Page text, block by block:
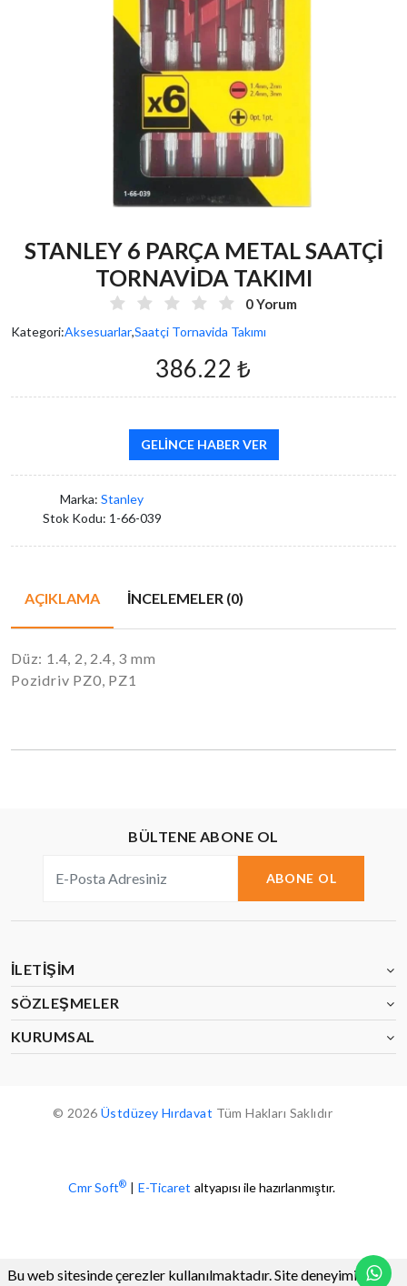
STANLEY 6 PARÇA METAL SAATÇİ
TORNAVİDA TAKIMI
0 Yorum
Kategori:Aksesuarlar,Saatçi Tornavida Takımı
386.22 ₺
GELINCE HABER VER
Marka: Stanley
Stok Kodu: 1-66-039
AÇIKLAMA İNCELEMELER (0)
Düz: 1.4, 2, 2.4, 3 mm
Pozidriv PZ0, PZ1
BÜLTENE ABONE OL
ABONE OL
İLETIŞIM
SÖZLEŞMELER
KURUMSAL
© 2026 Üstdüzey Hırdavat Tüm Hakları Saklıdır
Cmr Soft® | E-Ticaret altyapısı ile hazırlanmıştır.
Bu web sitesinde çerezler kullanılmaktadır. Site deneyiminizi